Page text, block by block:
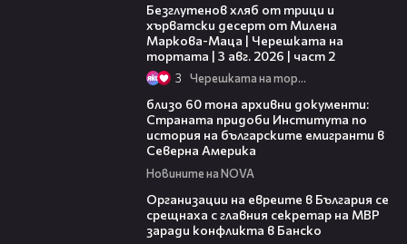
Безглутенов хляб от трици и
хърватски десерт от Милена
Маркова-Маца | Черешката на
тортата | 3 авг. 2026 | част 2
3 Черешката на тортата
близо 60 тона архивни документи:
Страната придоби Института по
история на българските емигранти в
Северна Америка
Новините на NOVA
Организации на евреите в България се
срещнаха с главния секретар на МВР
заради конфликта в Банско